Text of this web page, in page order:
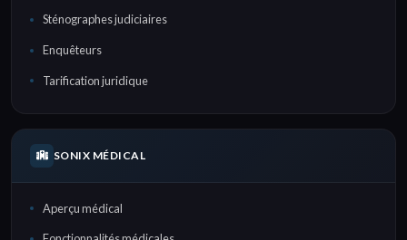
Sténographes judiciaires
Enquêteurs
Tarification juridique
SONIX MÉDICAL
Aperçu médical